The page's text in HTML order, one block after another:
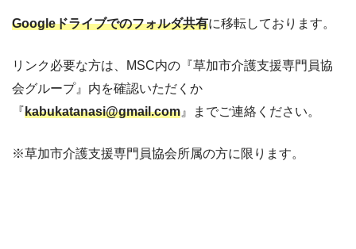
Googleドライブでのフォルダ共有に移転しております。
リンク必要な方は、MSC内の『草加市介護支援専門員協
会グループ』内を確認いただくか
『kabukatanasi@gmail.com 』までご連絡ください。
※草加市介護支援専門員協会所属の方に限ります。